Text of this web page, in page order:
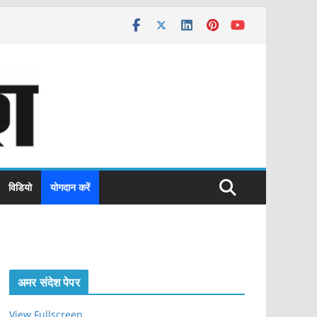
विडियो योगदान करें
अमर संदेश पेपर